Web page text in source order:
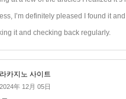
I’m definitely pleased I found it and
it and checking back regularly.
라카지노 사이트
2024年 12月 05日